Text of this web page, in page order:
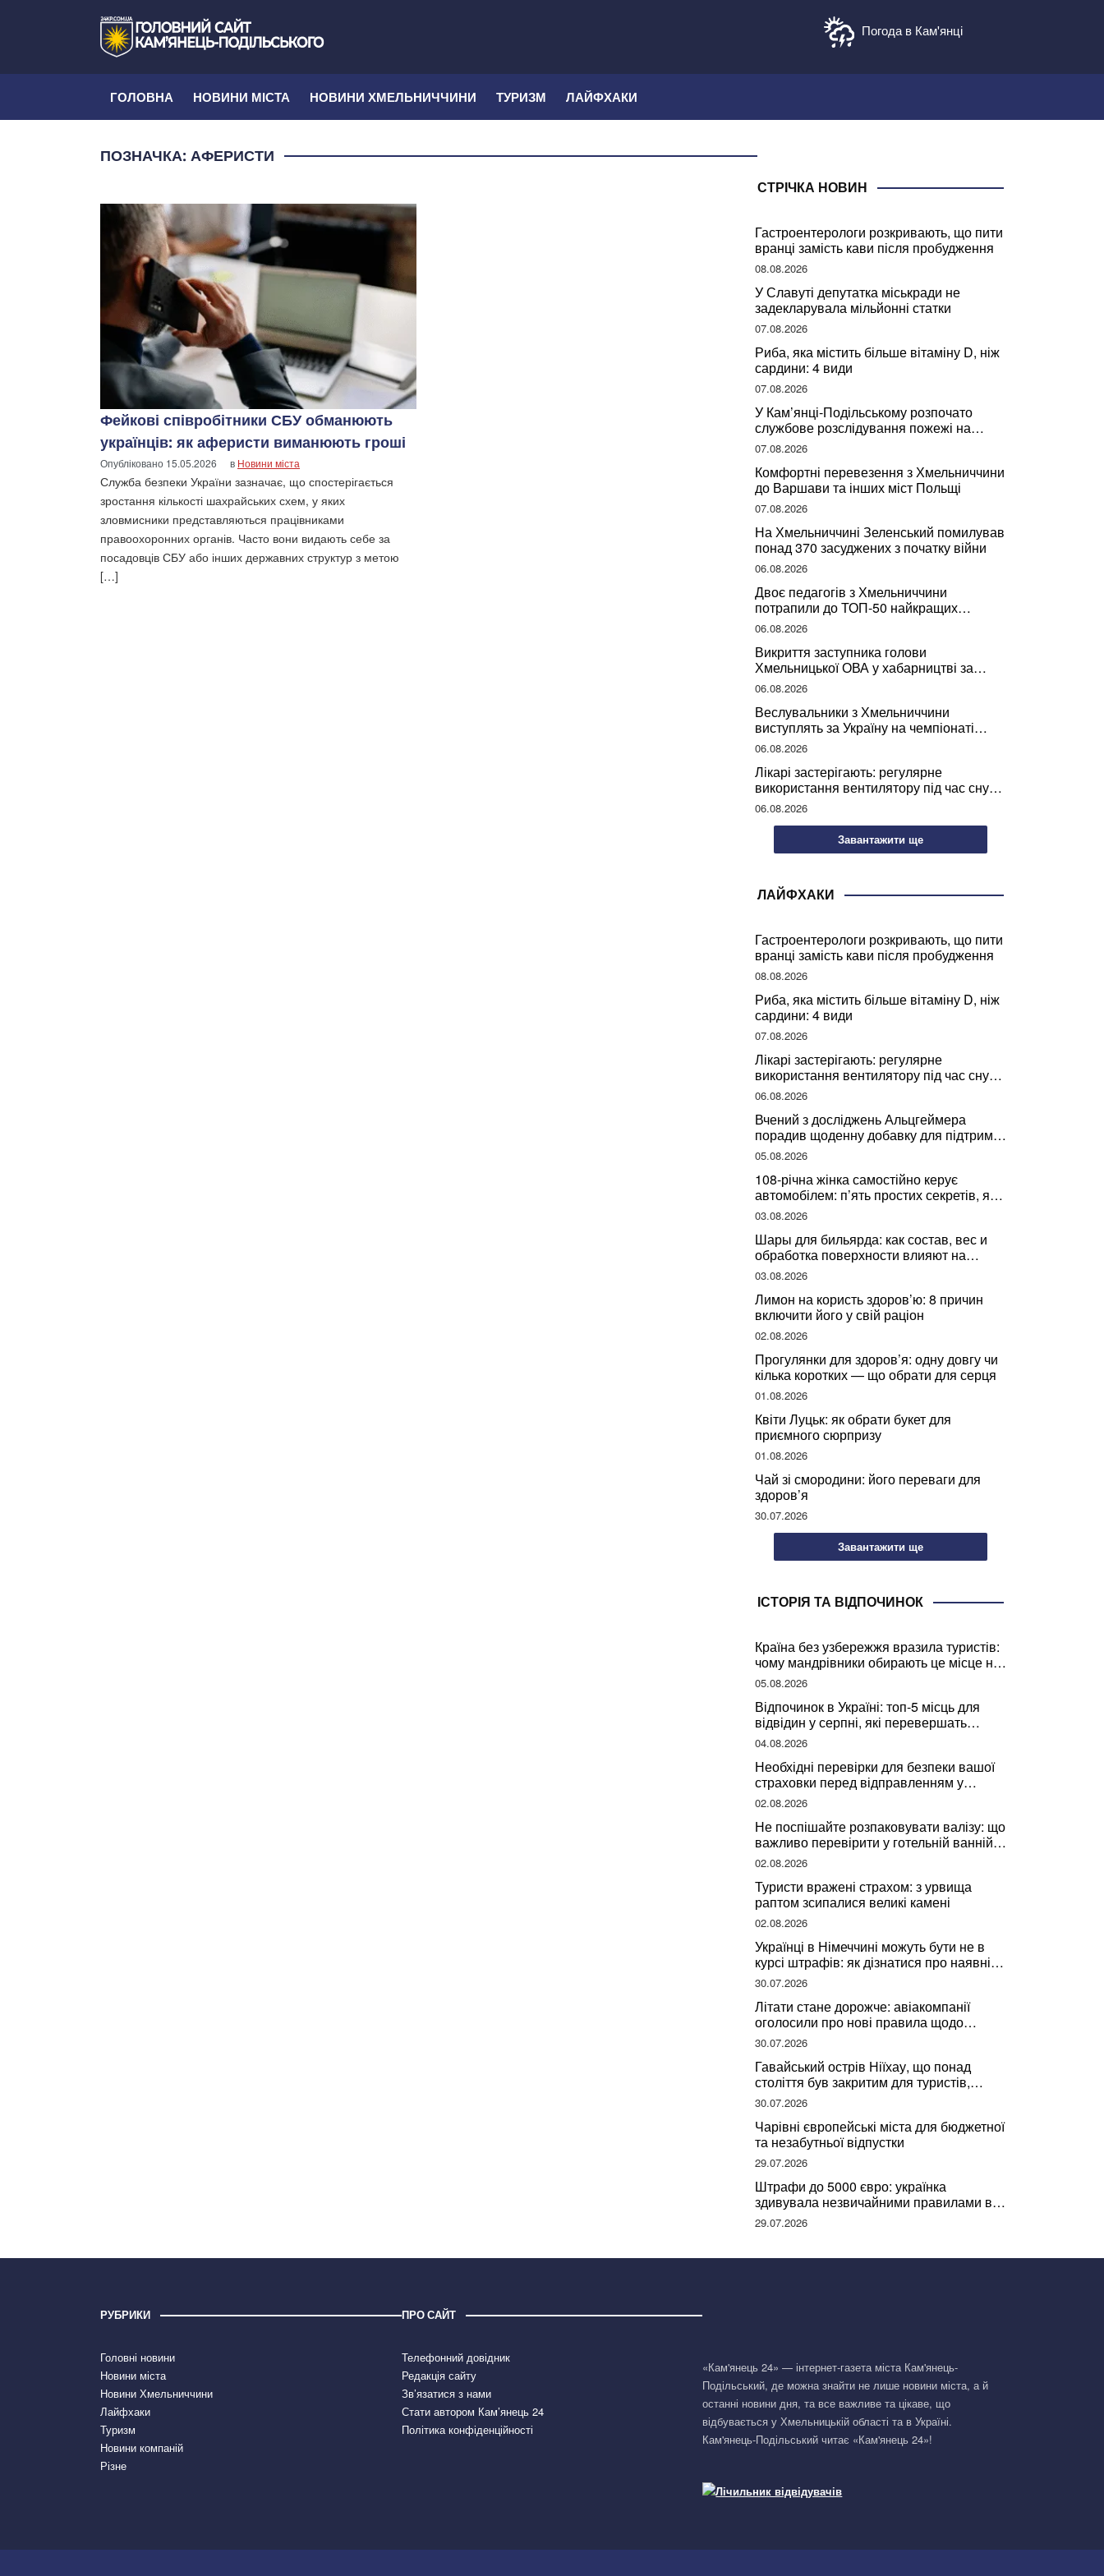
Погода в Кам'янці
ГОЛОВНА НОВИНИ МІСТА НОВИНИ ХМЕЛЬНИЧЧИНИ ТУРИЗМ ЛАЙФХАКИ
ПОЗНАЧКА: АФЕРИСТИ
Фейкові співробітники СБУ обманюють
українців: як аферисти виманюють гроші
Опубліковано 15.05.2026 в Новини міста
Служба безпеки України зазначає, що спостерігається
зростання кількості шахрайських схем, у яких
зловмисники представляються працівниками
правоохоронних органів. Часто вони видають себе за
посадовців СБУ або інших державних структур з метою
[…]
СТРІЧКА НОВИН
Гастроентерологи розкривають, що пити
вранці замість кави після пробудження
08.08.2026
У Славуті депутатка міськради не
задекларувала мільйонні статки
07.08.2026
Риба, яка містить більше вітаміну D, ніж
сардини: 4 види
07.08.2026
У Кам’янці-Подільському розпочато
службове розслідування пожежі на
сміттєзвалищі
07.08.2026
Комфортні перевезення з Хмельниччини
до Варшави та інших міст Польщі
07.08.2026
На Хмельниччині Зеленський помилував
понад 370 засуджених з початку війни
06.08.2026
Двоє педагогів з Хмельниччини
потрапили до ТОП-50 найкращих
учителів України
06.08.2026
Викриття заступника голови
Хмельницької ОВА у хабарництві за
підписання контрактів на ремонт доріг
06.08.2026
Веслувальники з Хмельниччини
виступлять за Україну на чемпіонаті
світу
06.08.2026
Лікарі застерігають: регулярне
використання вентилятору під час сну
може негативно вплинути на ваше
здоров’я
06.08.2026
Завантажити ще
ЛАЙФХАКИ
Гастроентерологи розкривають, що пити
вранці замість кави після пробудження
08.08.2026
Риба, яка містить більше вітаміну D, ніж
сардини: 4 види
07.08.2026
Лікарі застерігають: регулярне
використання вентилятору під час сну
може негативно вплинути на ваше
здоров’я
06.08.2026
Вчений з досліджень Альцгеймера
порадив щоденну добавку для підтримки
мозкової діяльності
05.08.2026
108-річна жінка самостійно керує
автомобілем: п’ять простих секретів, які
допомогли їй дожити до століття
03.08.2026
Шары для бильярда: как состав, вес и
обработка поверхности влияют на
динамику игры
03.08.2026
Лимон на користь здоров’ю: 8 причин
включити його у свій раціон
02.08.2026
Прогулянки для здоров’я: одну довгу чи
кілька коротких — що обрати для серця
01.08.2026
Квіти Луцьк: як обрати букет для
приємного сюрпризу
01.08.2026
Чай зі смородини: його переваги для
здоров’я
30.07.2026
Завантажити ще
ІСТОРІЯ ТА ВІДПОЧИНОК
Країна без узбережжя вразила туристів:
чому мандрівники обирають це місце на
відпочинок
05.08.2026
Відпочинок в Україні: топ-5 місць для
відвідин у серпні, які перевершать
закордонні враження
04.08.2026
Необхідні перевірки для безпеки вашої
страховки перед відправленням у
подорож
02.08.2026
Не поспішайте розпаковувати валізу: що
важливо перевірити у готельній ванній
за словами досвідченої мандрівниці
02.08.2026
Туристи вражені страхом: з урвища
раптом зсипалися великі камені
02.08.2026
Українці в Німеччині можуть бути не в
курсі штрафів: як дізнатися про наявні
борги
30.07.2026
Літати стане дорожче: авіакомпанії
оголосили про нові правила щодо
вибору місць
30.07.2026
Гавайський острів Ніїхау, що понад
століття був закритим для туристів,
починає приймати перших відвідувачів
30.07.2026
Чарівні європейські міста для бюджетної
та незабутньої відпустки
29.07.2026
Штрафи до 5000 євро: українка
здивувала незвичайними правилами в
Німеччині та поділилася правдою
29.07.2026
РУБРИКИ
Головні новини
Новини міста
Новини Хмельниччини
Лайфхаки
Туризм
Новини компаній
Різне
ПРО САЙТ
Телефонний довідник
Редакція сайту
Зв’язатися з нами
Стати автором Кам’янець 24
Політика конфіденційності
«Кам'янець 24» — інтернет-газета міста Кам'янець-
Подільський, де можна знайти не лише новини міста, а й
останні новини дня, та все важливе та цікаве, що
відбувається у Хмельницькій області та в Україні.
Кам'янець-Подільський читає «Кам'янець 24»!